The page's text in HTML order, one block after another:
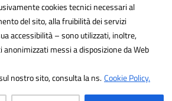
cookies tecnici necessari al
del sito, alla fruibilità dei servizi
accessibilità – sono utilizzati, inoltre,
messi a disposizione da Web
nostro sito, consulta la ns.Cookie Policy.
by 3D Solution S.r.l.
Design by Designers Italia